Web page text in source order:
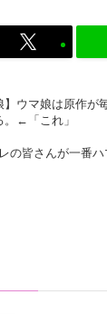
】ウマ娘は原作
。←「これ」
の皆さんが一番